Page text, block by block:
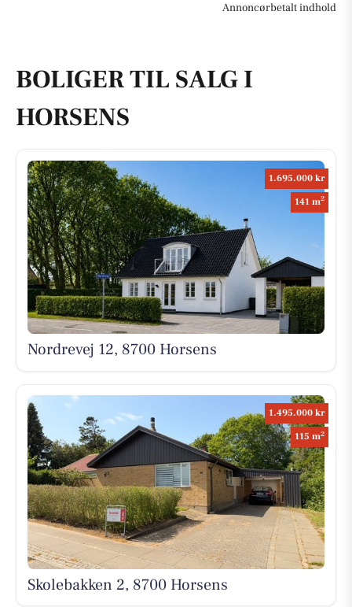
Annoncørbetalt indhold
BOLIGER TIL SALG I
HORSENS
1.695.000 kr
141 m2
Nordrevej 12, 8700 Horsens
1.495.000 kr
115 m2
Skolebakken 2, 8700 Horsens